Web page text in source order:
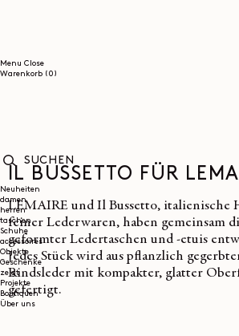
Menu Close
Warenkorb (0)
SUCHEN
Neuheiten
damen
herren
taschen
Schuhe
accessoires
Objekte
Geschenke
zeigt
Projekte
Boutiquen
Über uns
IL BUSSETTO FÜR
LEMAIRE und Il Bussetto, italienische
feiner Lederwaren, haben gemeinsam
geformter Ledertaschen und -etuis
Jedes Stück wird aus pflanzlich
Rindsleder mit kompakter, glatter
gefertigt.